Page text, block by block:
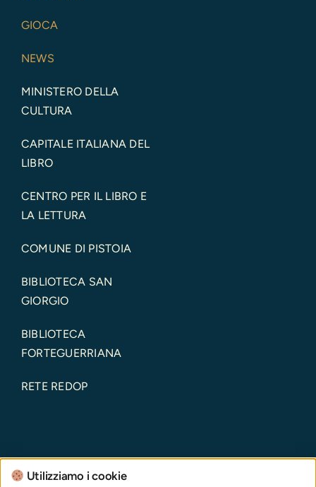
GIOCA
NEWS
MINISTERO DELLA
CULTURA
CAPITALE ITALIANA DEL
LIBRO
CENTRO PER IL LIBRO E
LA LETTURA
COMUNE DI PISTOIA
BIBLIOTECA SAN
GIORGIO
BIBLIOTECA
FORTEGUERRIANA
RETE REDOP
Utilizziamo i cookie